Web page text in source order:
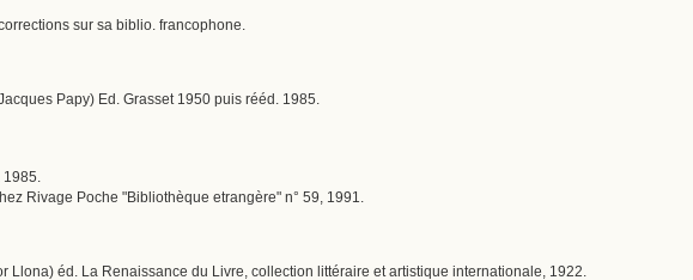
sur sa biblio. francophone.
Papy) Ed. Grasset 1950 puis rééd. 1985.
Rivage Poche "Bibliothèque etrangère" n° 59, 1991.
Llona) éd. La Renaissance du Livre, collection littéraire et artistique internationale, 1922.